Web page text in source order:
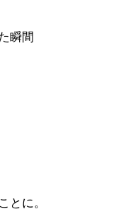
瞬間
とに。